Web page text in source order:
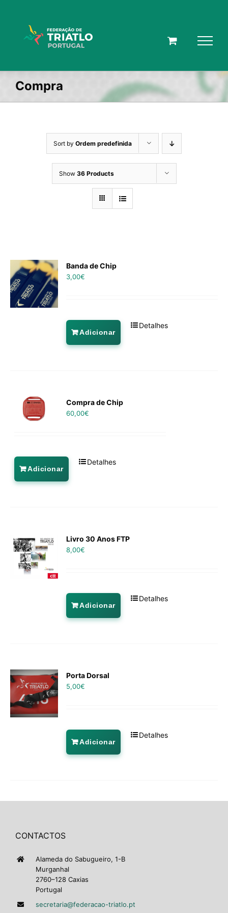
Compra
Sort by Ordem predefinida
Show 36 Products
Banda de Chip
3,00€
Adicionar
Detalhes
Compra de Chip
60,00€
Adicionar
Detalhes
Livro 30 Anos FTP
8,00€
Adicionar
Detalhes
Porta Dorsal
5,00€
Adicionar
Detalhes
CONTACTOS
Alameda do Sabugueiro, 1-B
Murganhal
2760–128 Caxias
Portugal
secretaria@federacao-triatlo.pt